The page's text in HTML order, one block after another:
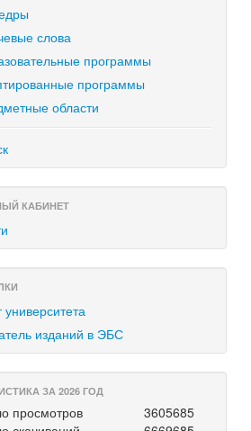
слова
программы
программы
области
КАБИНЕТ
университета
изданий в ЭБС
ЗА 2026 ГОД
просмотров
3605685